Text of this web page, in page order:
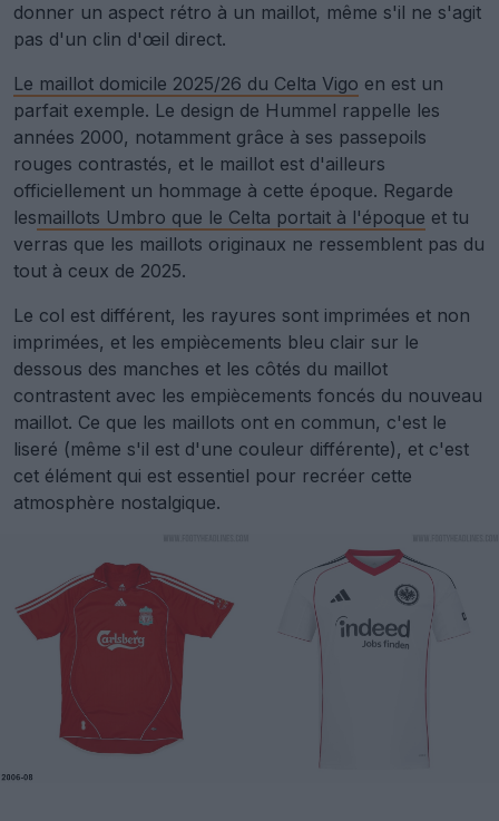
donner un aspect rétro à un maillot, même s'il ne s'agit
pas d'un clin d'œil direct.
Le maillot domicile 2025/26 du Celta Vigo en est un
parfait exemple. Le design de Hummel rappelle les
années 2000, notamment grâce à ses passepoils
rouges contrastés, et le maillot est d'ailleurs
officiellement un hommage à cette époque. Regarde
lesmaillots Umbro que le Celta portait à l'époque et tu
verras que les maillots originaux ne ressemblent pas du
tout à ceux de 2025.
Le col est différent, les rayures sont imprimées et non
imprimées, et les empiècements bleu clair sur le
dessous des manches et les côtés du maillot
contrastent avec les empiècements foncés du nouveau
maillot. Ce que les maillots ont en commun, c'est le
liseré (même s'il est d'une couleur différente), et c'est
cet élément qui est essentiel pour recréer cette
atmosphère nostalgique.